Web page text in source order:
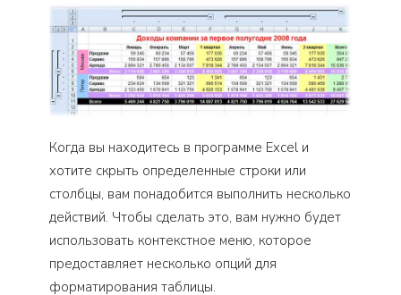
Когда вы находитесь в программе Excel и
хотите скрыть определенные строки или
столбцы, вам понадобится выполнить несколько
действий. Чтобы сделать это, вам нужно будет
использовать контекстное меню, которое
предоставляет несколько опций для
форматирования таблицы.